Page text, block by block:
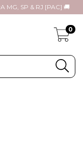
MG, SP & RJ [PAC] 🚚
0